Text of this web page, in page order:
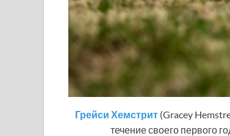
Грейси Хемстрит (Gracey
течение своего первого